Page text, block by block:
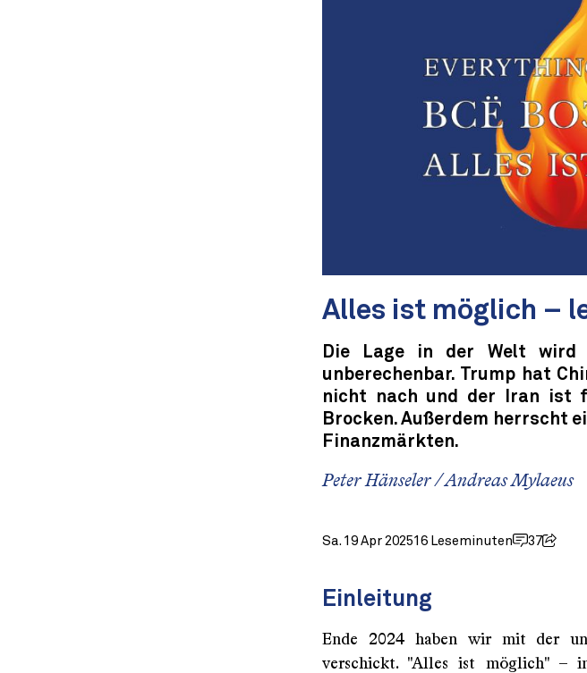
Alles ist möglich –
Die Lage in der Welt wird
unberechenbar. Trump hat
nicht nach und der Iran ist
Brocken. Außerdem herrscht
Finanzmärkten.
Peter Hänseler/Andreas Mylaeus
Sa. 19 Apr 202516 Leseminuten 37
Einleitung
Ende 2024 haben wir mit der
verschickt. "Alles ist möglich" –